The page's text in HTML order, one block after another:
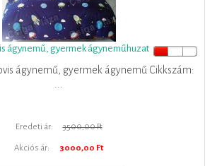
ágynemű, gyermek ágyneműhuzat
ágynemű, gyermek ágynemű Cikkszám:
...
Eredeti ár: 3500,00 Ft
Akciós ár: 3000,00 Ft